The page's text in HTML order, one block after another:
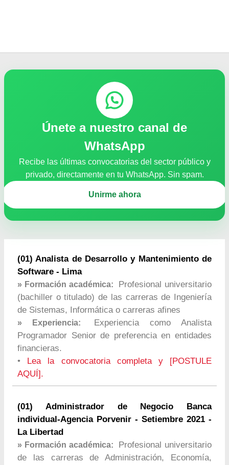
Únete a nuestro canal de
WhatsApp
Recibe las últimas convocatorias del sector público y
privado, directamente en tu WhatsApp. Sin spam.
Unirme ahora
(01) Analista de Desarrollo y Mantenimiento de
Software - Lima
» Formación académica:
Profesional universitario
(bachiller o titulado) de las carreras de Ingeniería
de Sistemas, Informática o carreras afines
» Experiencia:
Experiencia como Analista
Programador Senior de preferencia en entidades
financieras.
•
Lea la convocatoria completa y [POSTULE
AQUÍ].
(01) Administrador de Negocio Banca
individual-Agencia Porvenir - Setiembre 2021 -
La Libertad
» Formación académica:
Profesional universitario
de las carreras de Administración, Economía,